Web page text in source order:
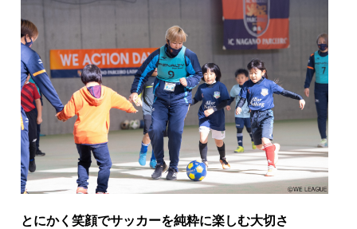
とにかく笑顔でサッカーを純粋に楽しむ大切さ